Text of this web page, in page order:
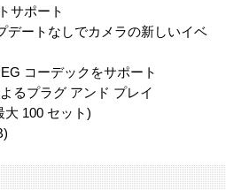
サポート
デートなしでカメラの新しいイベ
コーデックをサポート
るプラグ アンド プレイ
大 100 セット)